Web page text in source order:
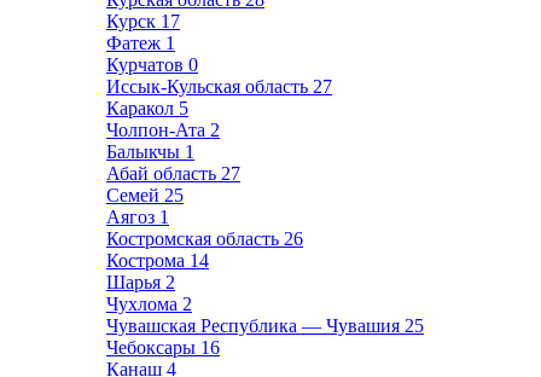
Курск 17
Фатеж 1
Курчатов 0
Иссык-Кульская область 27
Каракол 5
Чолпон-Ата 2
Балыкчы 1
Абай область 27
Семей 25
Аягоз 1
Костромская область 26
Кострома 14
Шарья 2
Чухлома 2
Чувашская Республика — Чувашия 25
Чебоксары 16
Канаш 4